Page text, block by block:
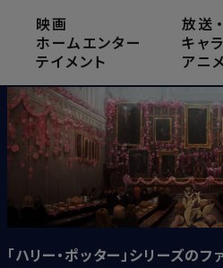
映画
ホームエンター
テイメント
放送 ・
キャ
アニメ
ホグワーツ生の恋愛事情
2020.2.28
「ハリー・ポッター」シリーズの